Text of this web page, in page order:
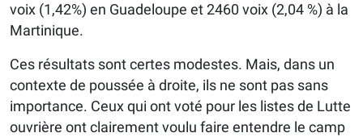
voix (1,42%) en Guadeloupe et 2460 voix (2,04 %) à la
Martinique.
Ces résultats sont certes modestes. Mais, dans un
contexte de poussée à droite, ils ne sont pas sans
importance. Ceux qui ont voté pour les listes de Lutte
ouvrière ont clairement voulu faire entendre le camp